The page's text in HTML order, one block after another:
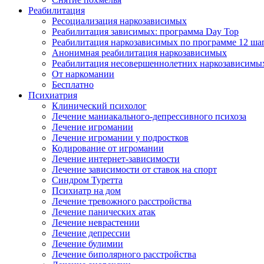
Реабилитация
Ресоциализация наркозависимых
Реабилитация зависимых: программа Day Top
Реабилитация наркозависимых по программе 12
Анонимная реабилитация наркозависимых
Реабилитация несовершеннолетних
От наркомании
Бесплатно
Психиатрия
Клинический психолог
Лечение маниакального-депрессивного психоза
Лечение игромании
Лечение игромании у подростков
Кодирование от игромании
Лечение интернет-зависимости
Лечение зависимости от ставок на спорт
Синдром Туретта
Психиатр на дом
Лечение тревожного расстройства
Лечение панических атак
Лечение неврастении
Лечение депрессии
Лечение булимии
Лечение биполярного расстройства